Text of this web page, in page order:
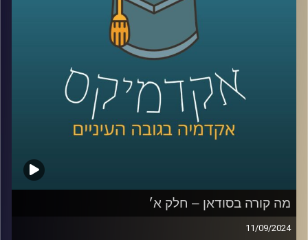
כדי לשפוך אור על המצב בסודאן הצטרף אלינו ד"ר חיים קורן,
בית ספר לאודר לממשל, דיפלומטיה ואסטרטגיה, אוניברסיטת
לשעבר שגריר ישראל הראשון לדרום סודאן ומצרים.
קרדיט תמונות:AudioVersity
מה קורה בסודאן – חלק א׳
11/09/2024